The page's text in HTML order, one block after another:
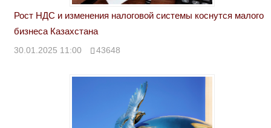
Рост НДС и изменения налоговой системы коснутся малого
бизнеса Казахстана
30.01.2025 11:00 43648